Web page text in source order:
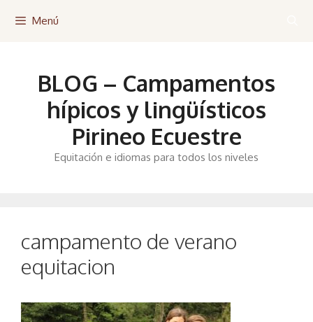
Menú
BLOG – Campamentos
hípicos y lingüísticos
Pirineo Ecuestre
Equitación e idiomas para todos los niveles
campamento de verano
equitacion